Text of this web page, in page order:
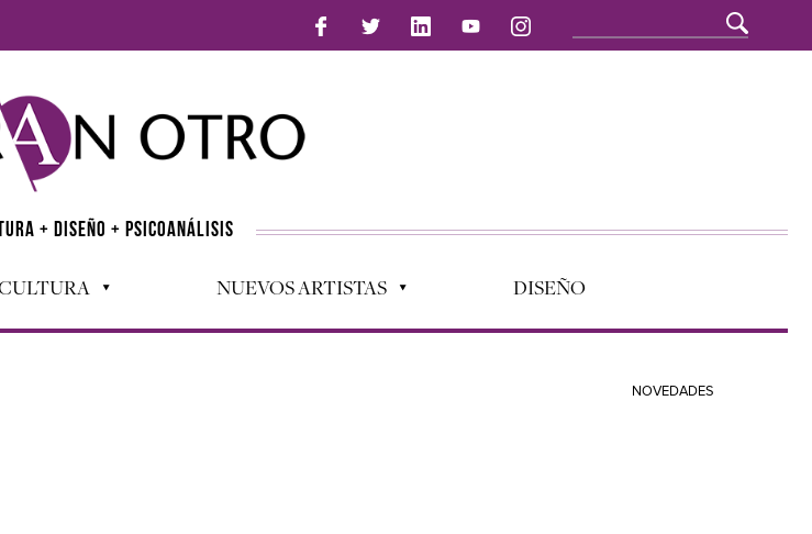
+ DISEÑO + PSICOANÁLISIS
NUEVOS ARTISTAS DISEÑO
NOVEDADES